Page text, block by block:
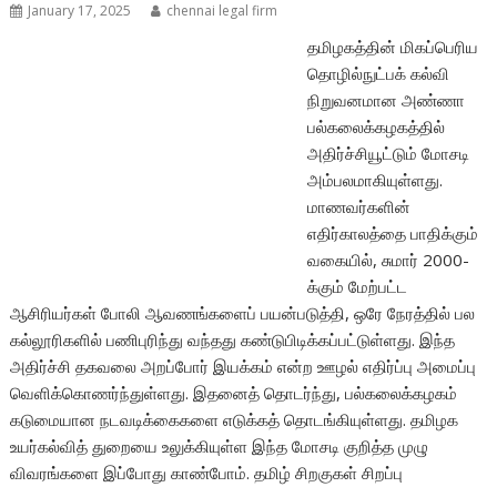
January 17, 2025 chennai legal firm
தமிழகத்தின் மிகப்பெரிய
தொழில்நுட்பக் கல்வி
நிறுவனமான அண்ணா
பல்கலைக்கழகத்தில்
அதிர்ச்சியூட்டும் மோசடி
அம்பலமாகியுள்ளது.
மாணவர்களின்
எதிர்காலத்தை பாதிக்கும்
வகையில், சுமார் 2000-
க்கும் மேற்பட்ட
ஆசிரியர்கள் போலி ஆவணங்களைப் பயன்படுத்தி, ஒரே நேரத்தில் பல
கல்லூரிகளில் பணிபுரிந்து வந்தது கண்டுபிடிக்கப்பட்டுள்ளது. இந்த
அதிர்ச்சி தகவலை அறப்போர் இயக்கம் என்ற ஊழல் எதிர்ப்பு அமைப்பு
வெளிக்கொணர்ந்துள்ளது. இதனைத் தொடர்ந்து, பல்கலைக்கழகம்
கடுமையான நடவடிக்கைகளை எடுக்கத் தொடங்கியுள்ளது. தமிழக
உயர்கல்வித் துறையை உலுக்கியுள்ள இந்த மோசடி குறித்த முழு
விவரங்களை இப்போது காண்போம். தமிழ் சிறகுகள் சிறப்பு